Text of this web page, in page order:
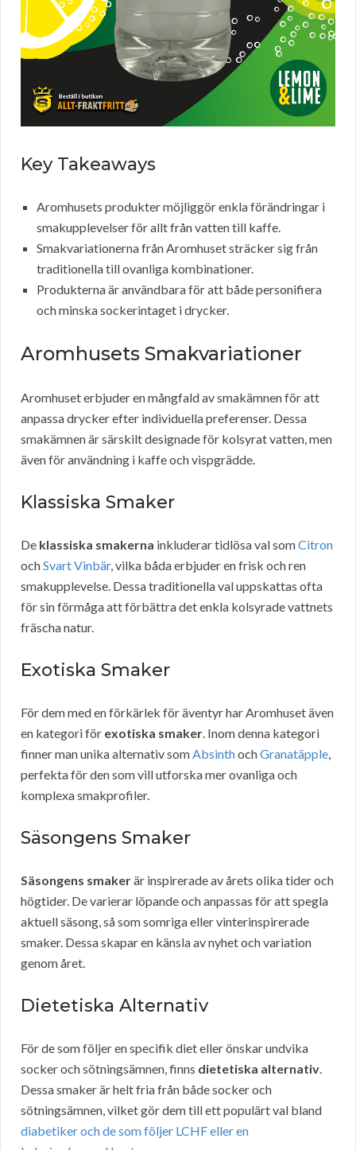
Key Takeaways
Aromhusets produkter möjliggör enkla förändringar i
smakupplevelser för allt från vatten till kaffe.
Smakvariationerna från Aromhuset sträcker sig från
traditionella till ovanliga kombinationer.
Produkterna är användbara för att både personifiera
och minska sockerintaget i drycker.
Aromhusets Smakvariationer
Aromhuset erbjuder en mångfald av smakämnen för att
anpassa drycker efter individuella preferenser. Dessa
smakämnen är särskilt designade för kolsyrat vatten, men
även för användning i kaffe och vispgrädde.
Klassiska Smaker
De klassiska smakerna inkluderar tidlösa val somCitron
ochSvart Vinbär, vilka båda erbjuder en frisk och ren
smakupplevelse. Dessa traditionella val uppskattas ofta
för sin förmåga att förbättra det enkla kolsyrade vattnets
fräscha natur.
Exotiska Smaker
För dem med en förkärlek för äventyr har Aromhuset även
en kategori för exotiska smaker . Inom denna kategori
finner man unika alternativ som AbsinthochGranatäpple
perfekta för den som vill utforska mer ovanliga och
komplexa smakprofiler.
Säsongens Smaker
Säsongens smakerär inspirerade av årets olika tider och
högtider. De varierar löpande och anpassas för att spegla
aktuell säsong, så som somriga eller vinterinspirerade
smaker. Dessa skapar en känsla av nyhet och variation
genom året.
Dietetiska Alternativ
För de som följer en specifik diet eller önskar undvika
socker och sötningsämnen, finns dietetiska alternativ
Dessa smaker är helt fria från både socker och
sötningsämnen, vilket gör dem till ett populärt val bland
diabetiker och de som följer LCHF eller en